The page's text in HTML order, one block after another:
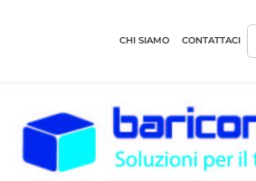
CHI SIAMO CONTATTACI